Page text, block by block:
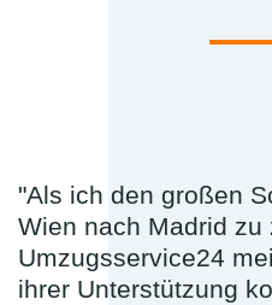
"Als ich den großen
Wien nach Madrid zu
Umzugsservice24
ihrer Unterstützung